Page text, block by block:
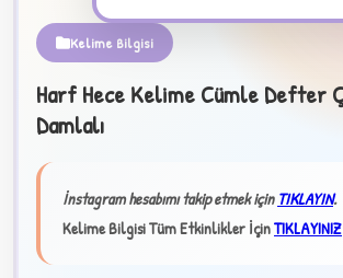
✧
Kelime Bilgisi
Harf Hece Kelime Cümle Defter
Damlalı
İnstagram hesabımı takip etmek içinTIKLAYIN.
Kelime Bilgisi Tüm Etkinlikler İçinTIKLAYINIZ